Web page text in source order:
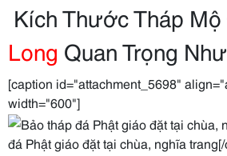
Kích Thước Tháp
Long Quan Trọng
[caption id="attachment_5698"
width="600"]
đá Phật giáo đặt tại chùa, nghĩa